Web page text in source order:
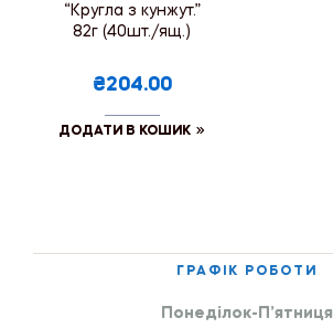
“Кругла з кунжут.”
82г (40шт./ящ.)
₴204.00
ДОДАТИ В КОШИК
ГРАФІК РОБОТИ
Понеділок-П’ятниця